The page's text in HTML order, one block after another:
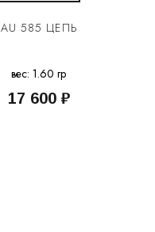
AU 585 ЦЕПЬ
вес: 1.60 гр
17 600 ₽